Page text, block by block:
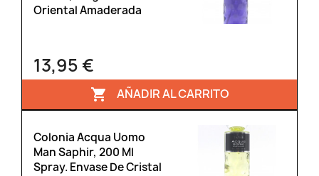
Oriental Amaderada
13,95 €
 AÑADIR AL CARRITO
Colonia Acqua Uomo
Man Saphir, 200 Ml
Spray. Envase De Cristal